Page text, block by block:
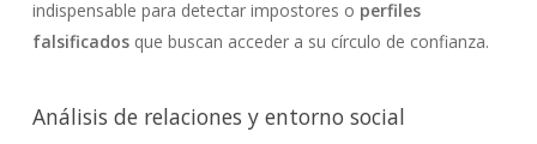
indispensable para detectar impostores o perfiles
falsificadosque buscan acceder a su círculo de confianza.
Análisis de relaciones y entorno social